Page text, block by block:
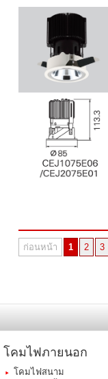
ก่อนหน้า 1 2 3
โคมไฟภายนอก
โคมไฟสนาม